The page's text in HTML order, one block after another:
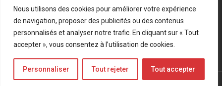
Nous utilisons des cookies pour améliorer votre expérience
de navigation, proposer des publicités ou des contenus
personnalisés et analyser notre trafic. En cliquant sur « Tout
accepter », vous consentez à l’utilisation de cookies.
Personnaliser Tout rejeter Tout accepter
Mentions légales Politique de confidentialité
Bluesky
LinkedIn
Twitter
© Forces Operations Blog - 2022